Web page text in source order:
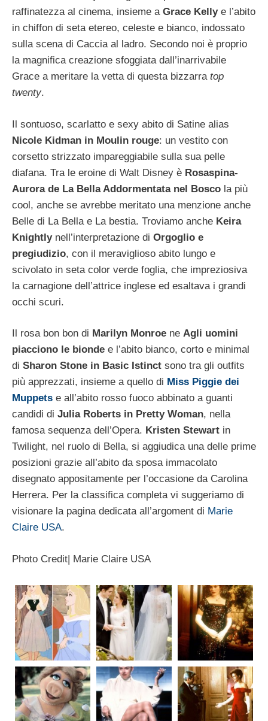
raffinatezza al cinema, insieme a Grace Kellye l’abito
in chiffon di seta etereo, celeste e bianco, indossato
sulla scena di Caccia al ladro. Secondo noi è proprio
la magnifica creazione sfoggiata dall’inarrivabile
Grace a meritare la vetta di questa bizzarra top
twenty.
Il sontuoso, scarlatto e sexy abito di Satine alias
Nicole Kidman in Moulin rouge: un vestito con
corsetto strizzato impareggiabile sulla sua pelle
diafana. Tra le eroine di Walt Disney è Rosaspina-
Aurora de La Bella Addormentata nel Bosco la più
cool, anche se avrebbe meritato una menzione anche
Belle di La Bella e La bestia. Troviamo anche Keira
Knightlynell’interpretazione di Orgoglio e
pregiudizio, con il meraviglioso abito lungo e
scivolato in seta color verde foglia, che impreziosiva
la carnagione dell’attrice inglese ed esaltava i grandi
occhi scuri.
Il rosa bon bon di Marilyn Monroe ne Agli uomini
piacciono le bionde e l’abito bianco, corto e minimal
di Sharon Stone in Basic Istinct sono tra gli outfits
più apprezzati, insieme a quello di Miss Piggie dei
Muppets e all’abito rosso fuoco abbinato a guanti
candidi di Julia Roberts in Pretty Woman, nella
famosa sequenza dell’Opera. Kristen Stewart in
Twilight, nel ruolo di Bella, si aggiudica una delle prime
posizioni grazie all’abito da sposa immacolato
disegnato appositamente per l’occasione da Carolina
Herrera. Per la classifica completa vi suggeriamo di
visionare la pagina dedicata all’argoment di Marie
Claire USA.
Photo Credit| Marie Claire USA